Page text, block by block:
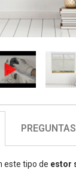
este tipo de estor